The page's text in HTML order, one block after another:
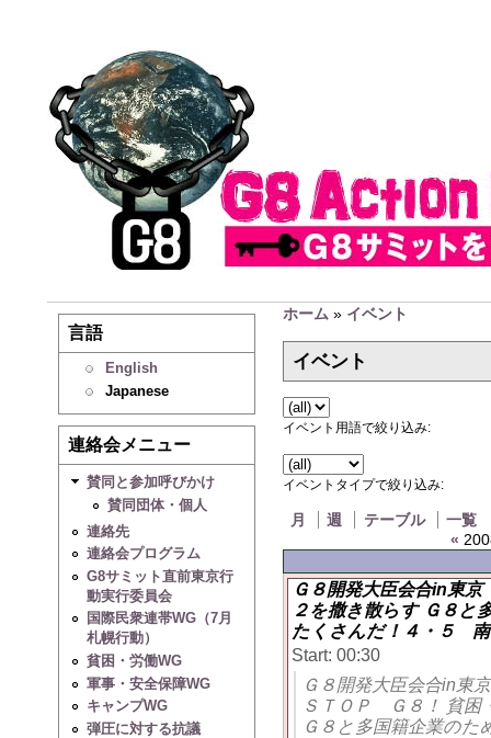
言語
English
Japanese
連絡会メニュー
賛同と参加呼びかけ
賛同団体・個人
連絡先
連絡会プログラム
G8サミット直前東京行
動実行委員会
国際民衆連帯WG（7月
札幌行動）
貧困・労働WG
軍事・安全保障WG
キャンプWG
弾圧に対する抗議
ホーム » イベント
イベント
イベント用語で絞り込み:
イベントタイプで絞り込み:
月 週 テーブル
一覧
«
Ｇ８開発大臣会合in東
２を撒き散らす Ｇ８と
たくさんだ！４・５
Start: 00:30
Ｇ８開発大臣会合in東京
ＳＴＯＰ Ｇ８！ 貧困
Ｇ８と多国籍企業の